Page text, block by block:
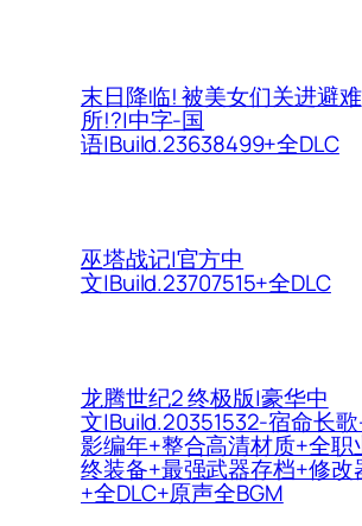
末日降临! 被美女们关进避难
所!?|中字-国
语|Build.23638499+全DLC
巫塔战记|官方中
文|Build.23707515+全DLC
龙腾世纪2 终极版|豪华中
文|Build.20351532-宿命长
影编年+整合高清材质+全职
终装备+最强武器存档+修改
+全DLC+原声全BGM